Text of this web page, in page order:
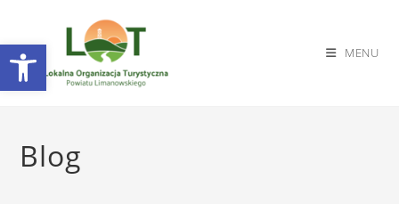
Otwórz pasek narzędzi
content
MENU
Blog